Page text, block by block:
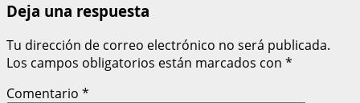
Deja una respuesta
Tu dirección de correo electrónico no será publicada.
Los campos obligatorios están marcados con *
Comentario *